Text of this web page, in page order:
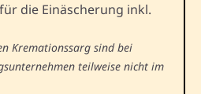
die Einäscherung inkl.
Kremationssarg sind bei
teilweise nicht im